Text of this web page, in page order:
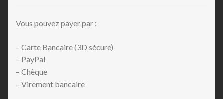
Vous pouvez payer par :
– Carte Bancaire (3D sécure)
– PayPal
– Chèque
– Virement bancaire